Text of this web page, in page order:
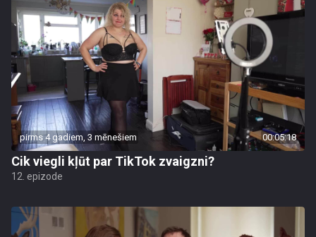
pirms 4 gadiem, 3 mēnešiem 00:05:18
Cik viegli kļūt par TikTok zvaigzni?
12. epizode